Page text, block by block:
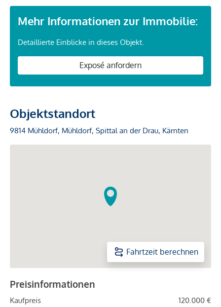
Mehr Informationen zur Immobilie:
Detaillierte Einblicke in dieses Objekt.
Exposé anfordern
Objektstandort
9814 Mühldorf, Mühldorf, Spittal an der Drau, Kärnten
Fahrtzeit berechnen
Preisinformationen
Kaufpreis
120.000 €